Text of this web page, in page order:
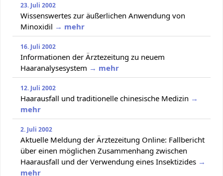
23. Juli 2002
Wissenswertes zur äußerlichen Anwendung von
Minoxidil → mehr
16. Juli 2002
Informationen der Ärztezeitung zu neuem
Haaranalysesystem → mehr
12. Juli 2002
Haarausfall und traditionelle chinesische Medizin →
mehr
2. Juli 2002
Aktuelle Meldung der Ärztezeitung Online: Fallbericht
über einen möglichen Zusammenhang zwischen
Haarausfall und der Verwendung eines Insektizides →
mehr